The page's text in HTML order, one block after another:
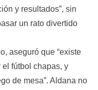
y resultados”, sin
un rato divertido
aseguró que “existe
fútbol chapas, y
de mesa”. Aldana no